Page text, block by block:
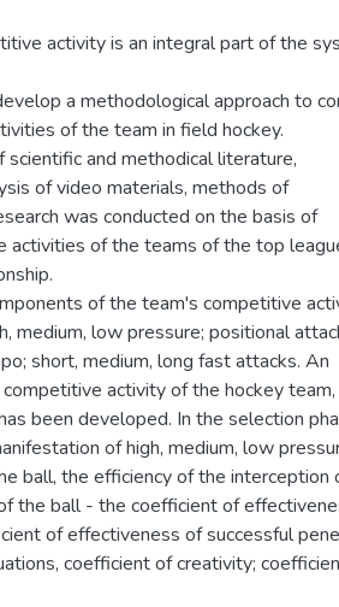
activity is an integral part of the
a methodological approach to
of the team in field hockey.
scientific and methodical literature,
of video materials, methods of
was conducted on the basis of
activities of the teams of the top
of the team's competitive
medium, low pressure; positional
short, medium, long fast attacks. An
activity of the hockey team,
been developed. In the selection
of high, medium, low
ball, the efficiency of the interception
the ball - the coefficient of
of effectiveness of successful
coefficient of creativity;